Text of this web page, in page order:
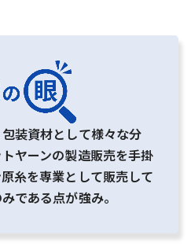
装資材として様々な分
ヤーンの製造販売を手掛
糸を専業として販売して
である点が強み。